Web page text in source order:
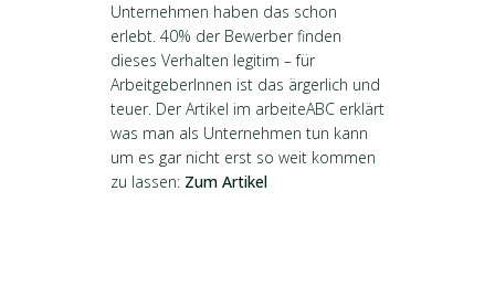
Unternehmen haben das schon
erlebt. 40% der Bewerber finden
dieses Verhalten legitim – für
ArbeitgeberInnen ist das ärgerlich und
teuer. Der Artikel im arbeiteABC erklärt
was man als Unternehmen tun kann
um es gar nicht erst so weit kommen
zu lassen: Zum Artikel